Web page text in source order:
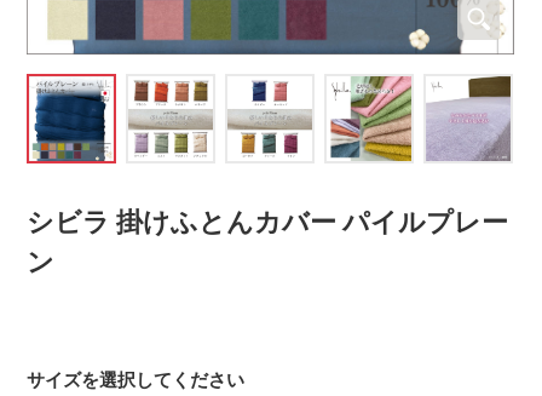
シビラ 掛けふとんカバー パイルプレー
ン
サイズを選択してください